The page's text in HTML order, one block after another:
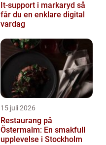
It-support i markaryd så
får du en enklare digital
vardag
15 juli 2026
Restaurang på
Östermalm: En smakfull
upplevelse i Stockholm